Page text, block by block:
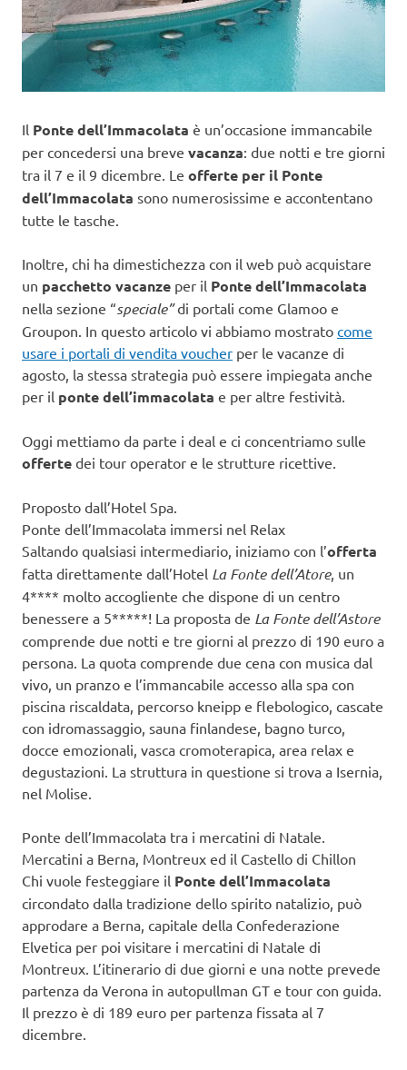
Il Ponte dell’Immacolata è un’occasione immancabile
per concedersi una breve vacanza: due notti e tre giorni
tra il 7 e il 9 dicembre. Le offerte per il Ponte
dell’Immacolata sono numerosissime e accontentano
tutte le tasche.
Inoltre, chi ha dimestichezza con il web può acquistare
un pacchetto vacanze per il Ponte dell’Immacolata
nella sezione “speciale”di portali come Glamoo e
Groupon. In questo articolo vi abbiamo mostrato come
usare i portali di vendita voucher per le vacanze di
agosto, la stessa strategia può essere impiegata anche
per il ponte dell’immacolata e per altre festività.
Oggi mettiamo da parte i deal e ci concentriamo sulle
offerte dei tour operator e le strutture ricettive.
Proposto dall’Hotel Spa.
Ponte dell’Immacolata immersi nel Relax
Saltando qualsiasi intermediario, iniziamo con l’offerta
fatta direttamente dall’Hotel La Fonte dell’Atore, un
4**** molto accogliente che dispone di un centro
benessere a 5*****! La proposta de La Fonte dell’Astore
comprende due notti e tre giorni al prezzo di 190 euro a
persona. La quota comprende due cena con musica dal
vivo, un pranzo e l’immancabile accesso alla spa con
piscina riscaldata, percorso kneipp e flebologico, cascate
con idromassaggio, sauna finlandese, bagno turco,
docce emozionali, vasca cromoterapica, area relax e
degustazioni. La struttura in questione si trova a Isernia,
nel Molise.
Ponte dell’Immacolata tra i mercatini di Natale.
Mercatini a Berna, Montreux ed il Castello di Chillon
Chi vuole festeggiare il Ponte dell’Immacolata
circondato dalla tradizione dello spirito natalizio, può
approdare a Berna, capitale della Confederazione
Elvetica per poi visitare i mercatini di Natale di
Montreux. L’itinerario di due giorni e una notte prevede
partenza da Verona in autopullman GT e tour con guida.
Il prezzo è di 189 euro per partenza fissata al 7
dicembre.